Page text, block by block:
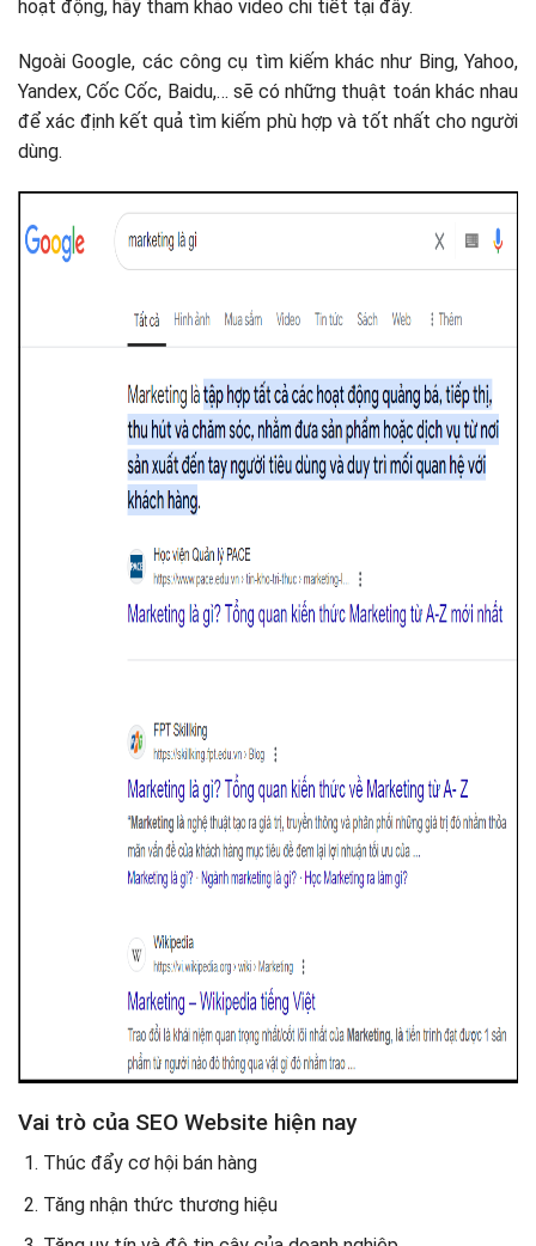
hoạt động, hãy tham khảo video chi tiết tại đây.
Ngoài Google, các công cụ tìm kiếm khác như Bing, Yahoo,
Yandex, Cốc Cốc, Baidu,… sẽ có những thuật toán khác nhau
để xác định kết quả tìm kiếm phù hợp và tốt nhất cho người
dùng.
Vai trò của SEO Website hiện nay
Thúc đẩy cơ hội bán hàng
Tăng nhận thức thương hiệu